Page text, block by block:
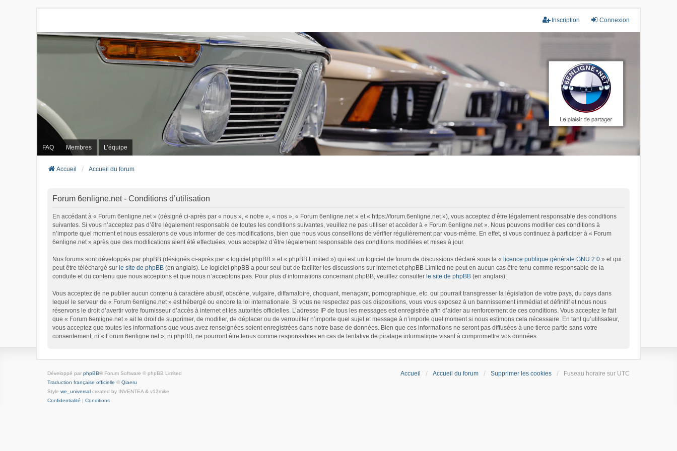
Connexion
Inscription
FAQ Membres L’équipe
Accueil Accueil du forum
Forum 6enligne.net - Conditions d’utilisation
En accédant à « Forum 6enligne.net » (désigné ci-après par « nous », « notre », « nos », « Forum 6enligne.net » et « https://forum.6enligne.net »), vous acceptez d’être légalement responsable des conditions
suivantes. Si vous n’acceptez pas d’être légalement responsable de toutes les conditions suivantes, veuillez ne pas utiliser et accéder à « Forum 6enligne.net ». Nous pouvons modifier ces conditions à
n’importe quel moment et nous essaierons de vous informer de ces modifications, bien que nous vous conseillons de vérifier régulièrement par vous-même. En effet, si vous continuez à participer à « Forum
6enligne.net » après que des modifications aient été effectuées, vous acceptez d’être légalement responsable des conditions modifiées et mises à jour.
Nos forums sont développés par phpBB (désignés ci-après par « logiciel phpBB » et « phpBB Limited ») qui est un logiciel de forum de discussions déclaré sous la « licence publique générale GNU 2.0 » et qui
peut être téléchargé sur le site de phpBB (en anglais). Le logiciel phpBB a pour seul but de faciliter les discussions sur internet et phpBB Limited ne peut en aucun cas être tenu comme responsable de la
conduite et du contenu que nous acceptons et que nous n’acceptons pas. Pour plus d’informations concernant phpBB, veuillez consulter le site de phpBB (en anglais).
Vous acceptez de ne publier aucun contenu à caractère abusif, obscène, vulgaire, diffamatoire, choquant, menaçant, pornographique, etc. qui pourrait transgresser la législation de votre pays, du pays dans
lequel le serveur de « Forum 6enligne.net » est hébergé ou encore la loi internationale. Si vous ne respectez pas ces dispositions, vous vous exposez à un bannissement immédiat et définitif et nous nous
réservons le droit d’avertir votre fournisseur d’accès à internet et les autorités officielles. L’adresse IP de tous les messages est enregistrée afin d’aider au renforcement de ces conditions. Vous acceptez le fait
que « Forum 6enligne.net » ait le droit de supprimer, de modifier, de déplacer ou de verrouiller n’importe quel sujet et message à n’importe quel moment si nous estimons cela nécessaire. En tant qu’utilisateur,
vous acceptez que toutes les informations que vous avez renseignées soient enregistrées dans notre base de données. Bien que ces informations ne seront pas diffusées à une tierce partie sans votre
consentement, ni « Forum 6enligne.net », ni phpBB, ne pourront être tenus comme responsables en cas de tentative de piratage informatique visant à compromettre vos données.
Accueil Accueil du forum Supprimer les cookies Fuseau horaire sur UTC
Développé par phpBB® Forum Software © phpBB Limited
Traduction française officielle © Qiaeru
Style we_universal created by INVENTEA & v12mike
Confidentialité | Conditions